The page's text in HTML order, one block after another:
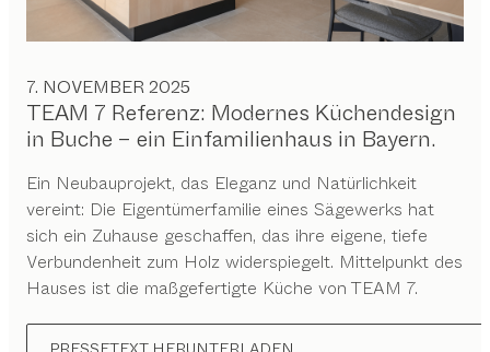
7. NOVEMBER 2025
TEAM 7 Referenz: Modernes Küchendesign
in Buche – ein Einfamilienhaus in Bayern.
Ein Neubauprojekt, das Eleganz und Natürlichkeit
vereint: Die Eigentümerfamilie eines Sägewerks hat
sich ein Zuhause geschaffen, das ihre eigene, tiefe
Verbundenheit zum Holz widerspiegelt. Mittelpunkt des
Hauses ist die maßgefertigte Küche von TEAM 7.